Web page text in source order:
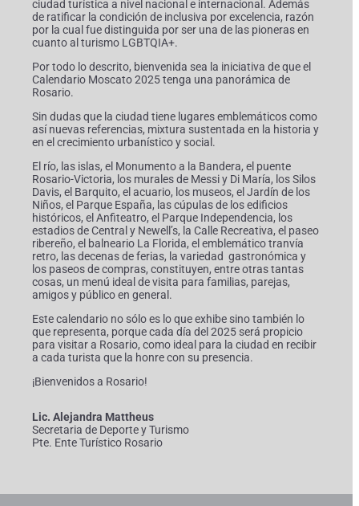
ciudad turística a nivel nacional e internacional. Además
de ratificar la condición de inclusiva por excelencia, razón
por la cual fue distinguida por ser una de las pioneras en
cuanto al turismo LGBTQIA+.
Por todo lo descrito, bienvenida sea la iniciativa de que el
Calendario Moscato 2025 tenga una panorámica de
Rosario.
Sin dudas que la ciudad tiene lugares emblemáticos como
así nuevas referencias, mixtura sustentada en la historia y
en el crecimiento urbanístico y social.
El río, las islas, el Monumento a la Bandera, el puente
Rosario-Victoria, los murales de Messi y Di María, los Silos
Davis, el Barquito, el acuario, los museos, el Jardín de los
Niños, el Parque España, las cúpulas de los edificios
históricos, el Anfiteatro, el Parque Independencia, los
estadios de Central y Newell’s, la Calle Recreativa, el paseo
ribereño, el balneario La Florida, el emblemático tranvía
retro, las decenas de ferias, la variedad gastronómica y
los paseos de compras, constituyen, entre otras tantas
cosas, un menú ideal de visita para familias, parejas,
amigos y público en general.
Este calendario no sólo es lo que exhibe sino también lo
que representa, porque cada día del 2025 será propicio
para visitar a Rosario, como ideal para la ciudad en recibir
a cada turista que la honre con su presencia.
¡Bienvenidos a Rosario!
Lic. Alejandra Mattheus
Secretaria de Deporte y Turismo
Pte. Ente Turístico Rosario